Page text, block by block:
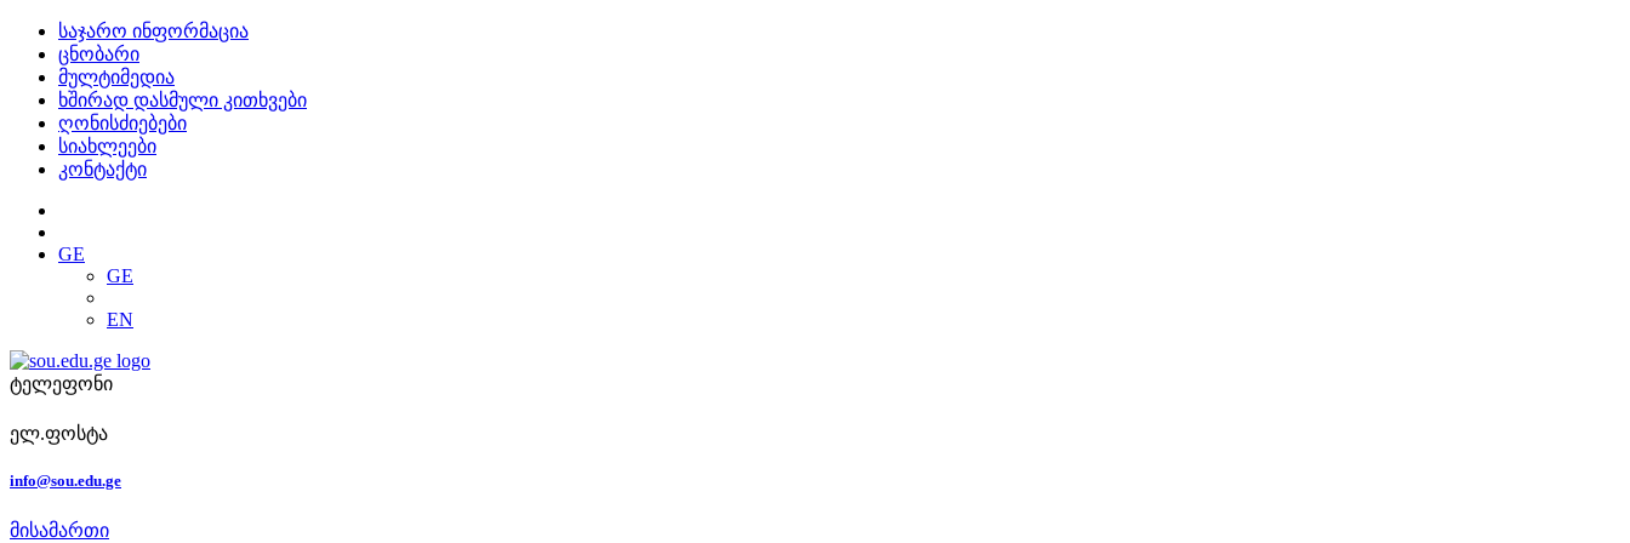
საჯარო ინფორმაცია
ცნობარი
მულტიმედია
ხშირად დასმული კითხვები
ღონისძიებები
სიახლეები
კონტაქტი
GE
GE
EN
ტელეფონი
ელ.ფოსტა
info@sou.edu.ge
მისამართი